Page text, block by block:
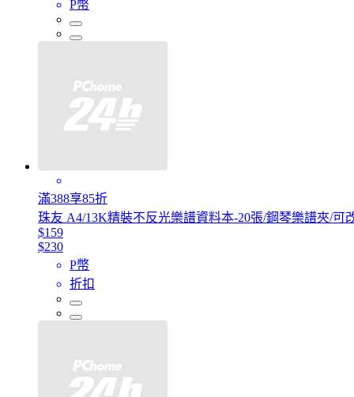
P幣
滿388享85折
珠友 A4/13K精裝不反光樂譜資料本-20張/鋼琴樂譜夾/可
$159
$230
P幣
折扣